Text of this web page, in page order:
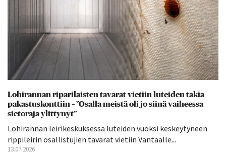
Lohirannan riparilaisten tavarat vietiin luteiden takia
pakastuskonttiin – ”Osalla meistä oli jo siinä vaiheessa
sietoraja ylittynyt”
Lohirannan leirikeskuksessa luteiden vuoksi keskeytyneen
rippileirin osallistujien tavarat vietiin Vantaalle...
13.07.2026